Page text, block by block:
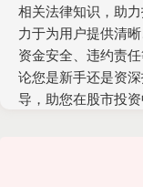
相关法律知识，助
力于为用户提供清
资金安全、违约责
论您是新手还是资
导，助您在股市投资